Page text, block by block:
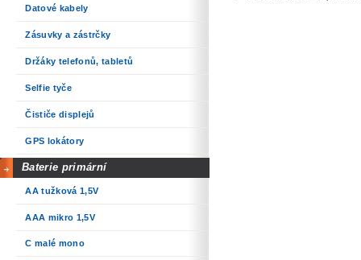
Datové kabely
Zásuvky a zástrčky
Držáky telefonů, tabletů
Selfie tyče
Čističe displejů
GPS lokátory
Baterie primární
AA tužková 1,5V
AAA mikro 1,5V
C malé mono